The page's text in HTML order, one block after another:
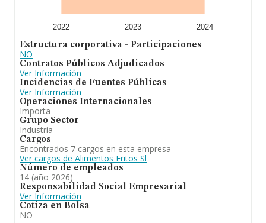
antigüedad alcanza los 17 años desde la constitución.
La media de empleados de las empresas es de 9.
En definitiva, la actividad deAlimentos Fritos S.L
elaboración de maíz. Se ha posicionado más abajo en el
ranking de sectores frente al 2023. Se ha posicionado
más abajo en el ranking nacional (de todas las
empresas presentes en el territorio) frente al 2023.
2022 2023 2024
Estructura corporativa - Participaciones
NO
Contratos Públicos Adjudicados
Ver Información
Incidencias de Fuentes Públicas
Ver Información
Operaciones Internacionales
Importa
Grupo Sector
Industria
Cargos
Encontrados 7 cargos en esta empresa
Ver cargos de Alimentos Fritos Sl
Número de empleados
14 (año 2026)
Responsabilidad Social Empresarial
Ver Información
Cotiza en Bolsa
NO